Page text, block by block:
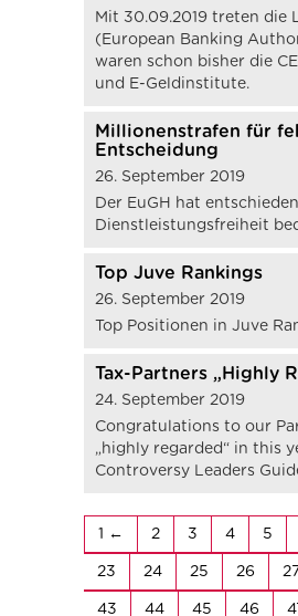
Mit 30.09.2019 treten die
(European Banking
waren schon bisher die
und E-Geldinstitute.
Millionenstrafen für
Entscheidung
26. September 2019
Der EuGH hat
Dienstleistungsfreiheit
Top Juve Rankings
26. September 2019
Top Positionen in Juve
Tax-Partners „Highly
24. September 2019
Congratulations to our
„highly regarded“ in this
Controversy Leaders
1 2 3 4 5
23 24 25 26
43 44 45 46